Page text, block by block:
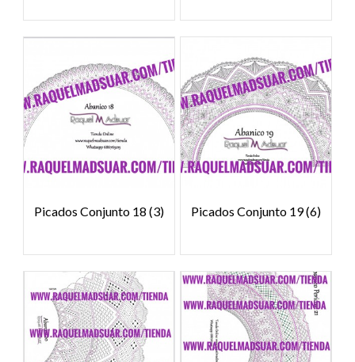
Picados Conjunto 18(3) Picados Conjunto 19(6)